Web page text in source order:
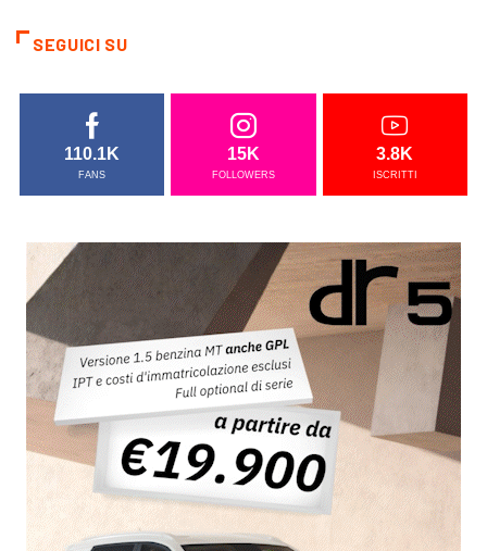
SEGUICI SU
110.1K
FANS
15K
FOLLOWERS
3.8K
ISCRITTI